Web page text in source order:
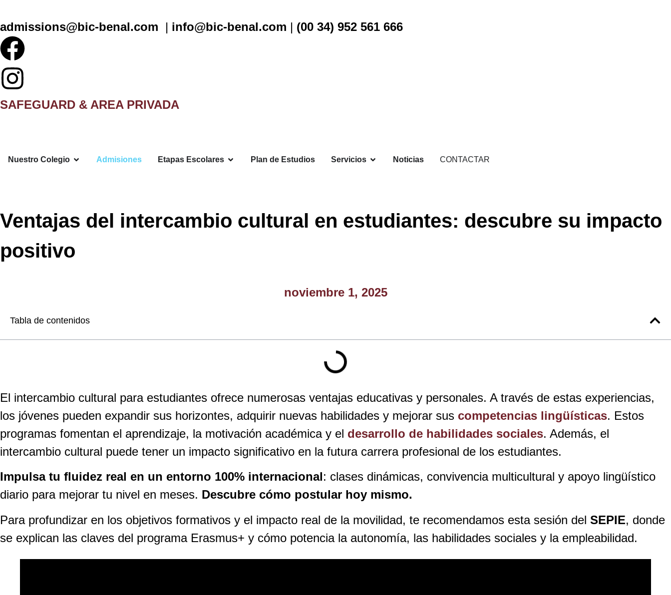
admissions@bic-benal.com | info@bic-benal.com | (00 34) 952 561 666
SAFEGUARD & AREA PRIVADA
Nuestro Colegio Admisiones Etapas Escolares Plan de Estudios Servicios Noticias CONTACTAR
Ventajas del intercambio cultural en estudiantes: descubre su impacto
positivo
noviembre 1, 2025
Tabla de contenidos
El intercambio cultural para estudiantes ofrece numerosas ventajas educativas y personales. A través de estas experiencias,
los jóvenes pueden expandir sus horizontes, adquirir nuevas habilidades y mejorar sus competencias lingüísticas. Estos
programas fomentan el aprendizaje, la motivación académica y el desarrollo de habilidades sociales. Además, el
intercambio cultural puede tener un impacto significativo en la futura carrera profesional de los estudiantes.
Impulsa tu fluidez real en un entorno 100% internacional: clases dinámicas, convivencia multicultural y apoyo lingüístico
diario para mejorar tu nivel en meses. Descubre cómo postular hoy mismo.
Para profundizar en los objetivos formativos y el impacto real de la movilidad, te recomendamos esta sesión del SEPIE, donde
se explican las claves del programa Erasmus+ y cómo potencia la autonomía, las habilidades sociales y la empleabilidad.